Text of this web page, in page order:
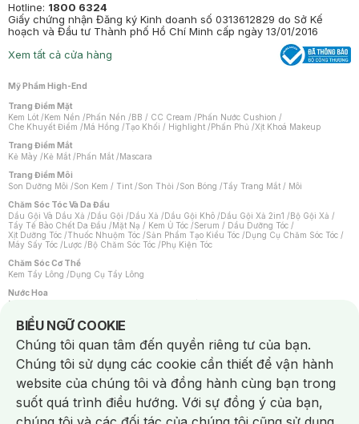
Hotline: 1800 6324
Giấy chứng nhận Đăng ký Kinh doanh số 0313612829 do Sở Kế
hoạch và Đầu tư Thành phố Hồ Chí Minh cấp ngày 13/01/2016
Xem tất cả cửa hàng
Mỹ Phẩm High-End
Trang Điểm Mặt
Kem Lót /Kem Nền /Phấn Nền /BB / CC Cream /Phấn Nước Cushion /
Che Khuyết Điểm /Má Hồng /Tạo Khối / Highlight /Phấn Phủ /Xịt Khoá Makeup
Trang Điểm Mắt
Kẻ Mày /Kẻ Mắt /Phấn Mắt /Mascara
Trang Điểm Môi
Son Dưỡng Môi /Son Kem / Tint /Son Thỏi /Son Bóng /Tẩy Trang Mắt / Môi
Chăm Sóc Tóc Và Da Đầu
Dầu Gội Và Dầu Xả /Dầu Gội /Dầu Xả /Dầu Gội Khô /Dầu Gội Xả 2in1 /Bộ Gội Xả /
Tẩy Tế Bào Chết Da Đầu /Mặt Nạ / Kem Ủ Tóc /Serum / Dầu Dưỡng Tóc /
Xịt Dưỡng Tóc /Thuốc Nhuộm Tóc /Sản Phẩm Tạo Kiểu Tóc /Dụng Cụ Chăm Sóc Tóc /
Máy Sấy Tóc /Lược /Bộ Chăm Sóc Tóc /Phụ Kiện Tóc
Chăm Sóc Cơ Thể
Kem Tẩy Lông /Dụng Cụ Tẩy Lông
Nước Hoa
Nước Hoa Nữ
Chăm Sóc Cá Nhân
Chống Muỗi /Khẩu Trang /Máy Massage/Mặt Nạ Xông Hơi /Nước Rửa Tay/
Sản Phẩm Chăm Sóc Khác /Bàn Chải Đánh Răng /Bàn Chải Điện/
Hỗ Trợ Trắng Răng/Kem Đánh Răng /Máy Tăm Nước/ Nước Súc Miệng/
Tăm / Chỉ Nha Khoa/ Xịt Thơm Miệng / Dung Dịch Vệ Sinh/Dưỡng Vùng Kín/
Khăn Ướt Vệ Sinh Vùng Kín/Băng Vệ Sinh/Tampon/Bọt Cạo Râu /Dao Cạo Râu/
Máy Cạo Râu
Vấn Đề Về Da
Da Dầu / Lỗ Chân Lông To/ Da Khô / Mất Nước/ Da Lão Hóa/ Da Mụn/
BIỂU NGỮ COOKIE
Notice about cookies usage
Chúng tôi quan tâm đến quyền riêng tư của bạn.
Chúng tôi sử dụng các cookie cần thiết để vận hành
website của chúng tôi và đồng hành cùng bạn trong
suốt quá trình điều hướng. Với sự đồng ý của bạn,